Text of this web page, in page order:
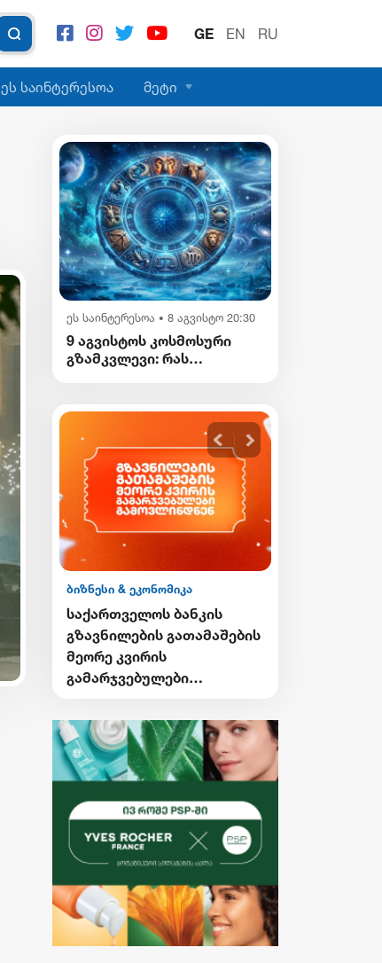
GE EN RU
ეს საინტერესოა მეტი
ეს საინტერესოა • 8 აგვისტო 20:30
9 აგვისტოს კოსმოსური
გზამკვლევი: რას
ბიზნესი & ეკონომიკა
საქართველოს ბანკის
გზავნილების გათამაშების
მეორე კვირის
გამარჯვებულები